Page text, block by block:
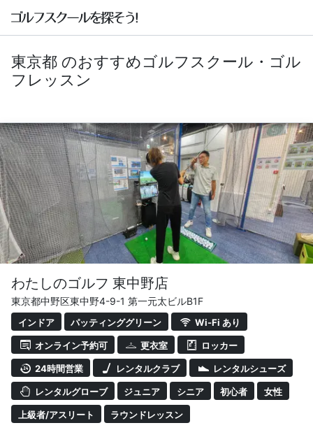
東京都 のおすすめゴルフスクール・ゴル
フレッスン
わたしのゴルフ 東中野店
東京都中野区東中野4-9-1 第一元太ビルB1F
インドア パッティンググリーン Wi-Fi あり
オンライン予約可 更衣室 ロッカー
24時間営業 レンタルクラブ レンタルシューズ
レンタルグローブ ジュニア シニア 初心者 女性
上級者/アスリート ラウンドレッスン